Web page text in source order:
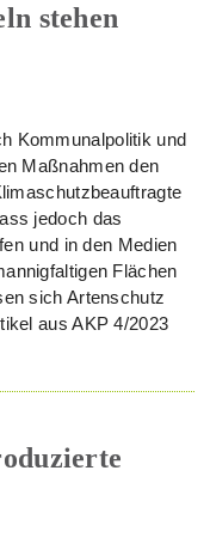
stehen
Kommunalpolitik und
Maßnahmen den
jedoch das
und in den Medien
Flächen
sich Artenschutz
aus AKP 4/2023